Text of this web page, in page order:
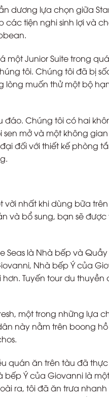
dương lựa chọn giữa
các tiện nghi sinh lợi và
một Junior Suite trong
tôi. Chúng tôi đã bị
lòng muốn thử một bộ
đáo. Chúng tôi có hai
mở và một không
đối với thiết kế phòng
vời nhất khi dùng bữa
và bổ sung, bạn sẽ được
Seas là Nhà bếp và Quầy
Nhà bếp Ý của
Tuyến tour du thuyền
một trong những lựa
này nằm trên boong
quán ăn trên tàu đã thực
Ý của Giovanni là
ra, tôi đã ăn trưa nhanh